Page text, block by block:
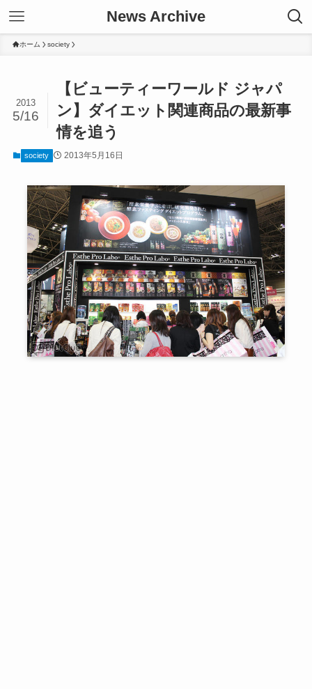
News Archive
ホーム society
【ビューティーワールド ジャパ
ン】ダイエット関連商品の最新事
情を追う
2013
5/16
society 2013年5月16日